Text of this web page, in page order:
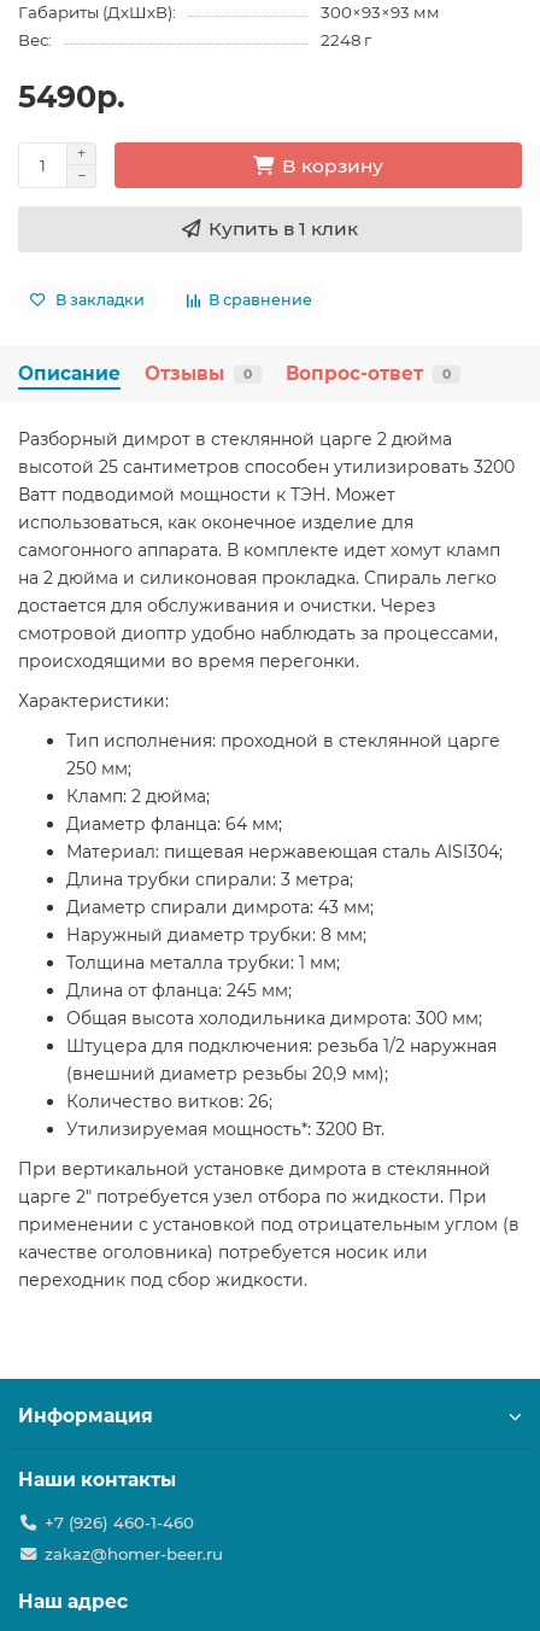
Габариты (ДхШхВ):
300×93×93 мм
Вес:
2248 г
5490р.
В корзину
Купить в 1 клик
В закладки В сравнение
Описание Отзывы 0 Вопрос-ответ 0
Разборный димрот в стеклянной царге 2 дюйма
высотой 25 сантиметров способен утилизировать 3200
Ватт подводимой мощности к ТЭН. Может
использоваться, как оконечное изделие для
самогонного аппарата. В комплекте идет хомут кламп
на 2 дюйма и силиконовая прокладка. Спираль легко
достается для обслуживания и очистки. Через
смотровой диоптр удобно наблюдать за процессами,
происходящими во время перегонки.
Характеристики:
Тип исполнения: проходной в стеклянной царге
250 мм;
Кламп: 2 дюйма;
Диаметр фланца: 64 мм;
Материал: пищевая нержавеющая сталь AISI304;
Длина трубки спирали: 3 метра;
Диаметр спирали димрота: 43 мм;
Наружный диаметр трубки: 8 мм;
Толщина металла трубки: 1 мм;
Длина от фланца: 245 мм;
Общая высота холодильника димрота: 300 мм;
Штуцера для подключения: резьба 1/2 наружная
(внешний диаметр резьбы 20,9 мм);
Количество витков: 26;
Утилизируемая мощность*: 3200 Вт.
При вертикальной установке димрота в стеклянной
царге 2" потребуется узел отбора по жидкости. При
применении с установкой под отрицательным углом (в
качестве оголовника) потребуется носик или
переходник под сбор жидкости.
Информация
Наши контакты
+7 (926) 460-1-460
zakaz@homer-beer.ru
Наш адрес